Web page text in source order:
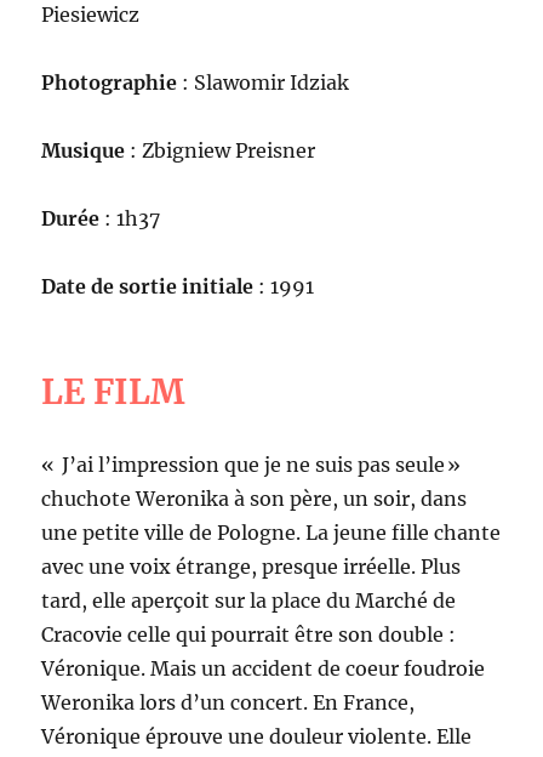
Piesiewicz
Photographie : Slawomir Idziak
Musique : Zbigniew Preisner
Durée : 1h37
Date de sortie initiale : 1991
LE FILM
« J’ai l’impression que je ne suis pas seule »
chuchote Weronika à son père, un soir, dans
une petite ville de Pologne. La jeune fille chante
avec une voix étrange, presque irréelle. Plus
tard, elle aperçoit sur la place du Marché de
Cracovie celle qui pourrait être son double :
Véronique. Mais un accident de coeur foudroie
Weronika lors d’un concert. En France,
Véronique éprouve une douleur violente. Elle